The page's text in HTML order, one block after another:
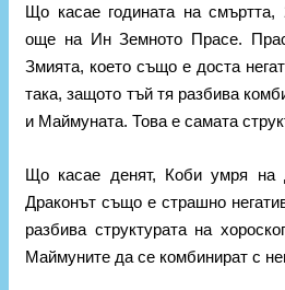
Що касае годината на смъртта,
още на Ин Земното Прасе.
Змията, което също е доста
така, защото тъй тя разбива
и Маймуната. Това е самата
Що касае денят, Коби умря на
Драконът също е страшно
разбива структурата на
Маймуните да се комбинират с